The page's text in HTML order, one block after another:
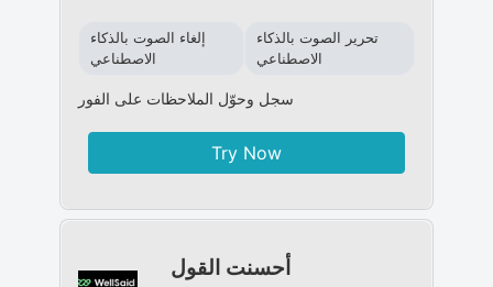
إلغاء الصوت بالذكاء
الاصطناعي
تحرير الصوت بالذكاء
الاصطناعي
سجل وحوّل الملاحظات على الفور
Try Now
أحسنت القول